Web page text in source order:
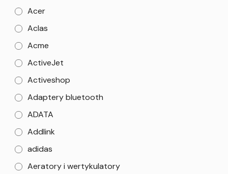
Acer
Aclas
Acme
ActiveJet
Activeshop
Adaptery bluetooth
ADATA
Addlink
adidas
Aeratory i wertykulatory